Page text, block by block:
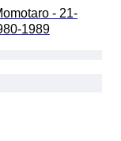
- 21-
1989